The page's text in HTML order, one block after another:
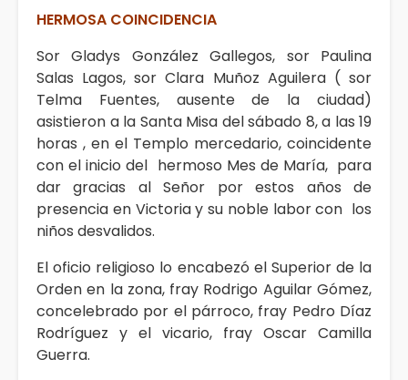
HERMOSA COINCIDENCIA
Sor Gladys González Gallegos, sor Paulina
Salas Lagos, sor Clara Muñoz Aguilera ( sor
Telma Fuentes, ausente de la ciudad)
asistieron a la Santa Misa del sábado 8, a las 19
horas , en el Templo mercedario, coincidente
con el inicio del hermoso Mes de María, para
dar gracias al Señor por estos años de
presencia en Victoria y su noble labor con los
niños desvalidos.
El oficio religioso lo encabezó el Superior de la
Orden en la zona, fray Rodrigo Aguilar Gómez,
concelebrado por el párroco, fray Pedro Díaz
Rodríguez y el vicario, fray Oscar Camilla
Guerra.